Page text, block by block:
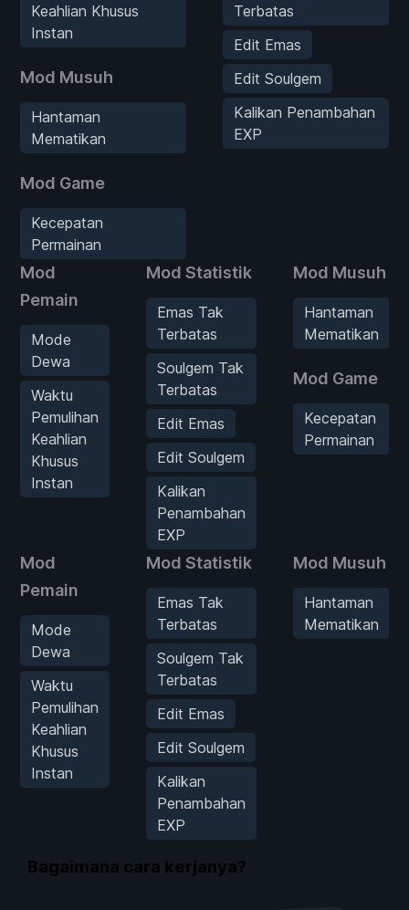
Keahlian Khusus
Instan
Mod Musuh
Hantaman
Mematikan
Mod Game
Kecepatan
Permainan
Terbatas
Edit Emas
Edit Soulgem
Kalikan Penambahan
EXP
Mod
Pemain
Mode
Dewa
Waktu
Pemulihan
Keahlian
Khusus
Instan
Mod Statistik
Emas Tak
Terbatas
Soulgem Tak
Terbatas
Edit Emas
Edit Soulgem
Kalikan
Penambahan
EXP
Mod Musuh
Hantaman
Mematikan
Mod Game
Kecepatan
Permainan
Mod
Pemain
Mode
Dewa
Waktu
Pemulihan
Keahlian
Khusus
Instan
Mod Statistik
Emas Tak
Terbatas
Soulgem Tak
Terbatas
Edit Emas
Edit Soulgem
Kalikan
Penambahan
EXP
Mod Musuh
Hantaman
Mematikan
Bagaimana cara kerjanya?